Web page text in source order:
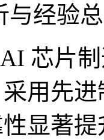
与经验
芯片
用先
显著